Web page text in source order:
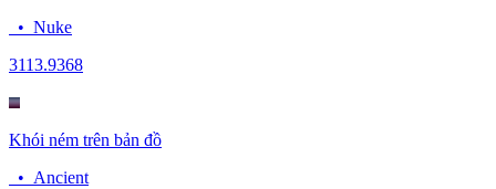
• Nuke
3113.9368
Khói ném trên bản đồ
• Ancient